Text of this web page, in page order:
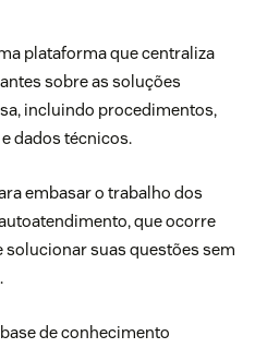
plataforma que centraliza
sobre as soluções
incluindo procedimentos,
dados técnicos.
embasar o trabalho dos
que ocorre
suas questões sem
de conhecimento